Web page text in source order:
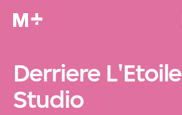
Derriere L'Etoile
Studio